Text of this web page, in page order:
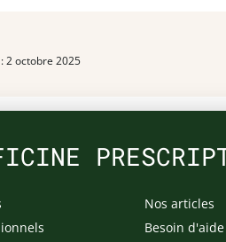
2 octobre 2025
Nos articles
Besoin d'aide